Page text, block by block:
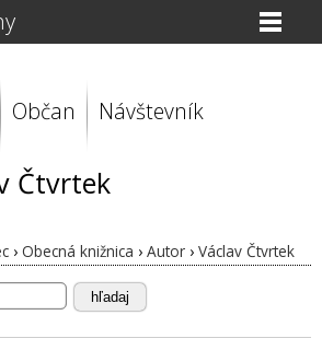
Občan Návštevník
Čtvrtek
› Obecná knižnica › Autor › Václav Čtvrtek
hľadaj